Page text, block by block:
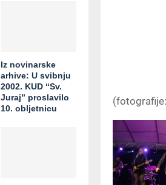
Iz novinarske
arhive: U svibnju
2002. KUD “Sv.
Juraj” proslavilo
10. obljetnicu